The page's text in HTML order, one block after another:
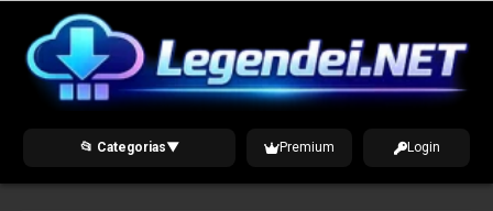
content
📂 Categorias▼ Premium Login